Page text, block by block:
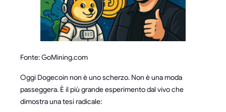
Fonte: GoMining.com
Oggi Dogecoin non è uno scherzo. Non è una moda
passeggera. È il più grande esperimento dal vivo che
dimostra una tesi radicale: